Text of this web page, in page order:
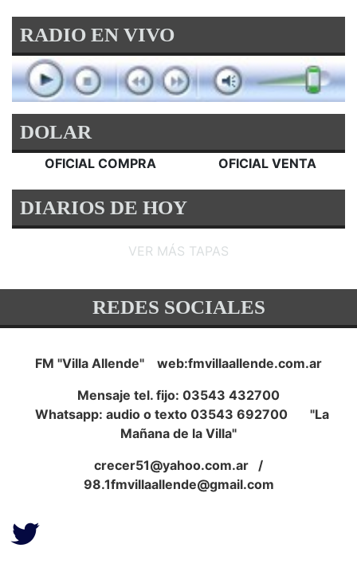
RADIO EN VIVO
DOLAR
OFICIAL COMPRA OFICIAL VENTA
DIARIOS DE HOY
VER MÁS TAPAS
REDES SOCIALES
FM "Villa Allende" web:fmvillaallende.com.ar
Mensaje tel. fijo: 03543 432700
Whatsapp: audio o texto 03543 692700 "La
Mañana de la Villa"
crecer51@yahoo.com.ar /
98.1fmvillaallende@gmail.com